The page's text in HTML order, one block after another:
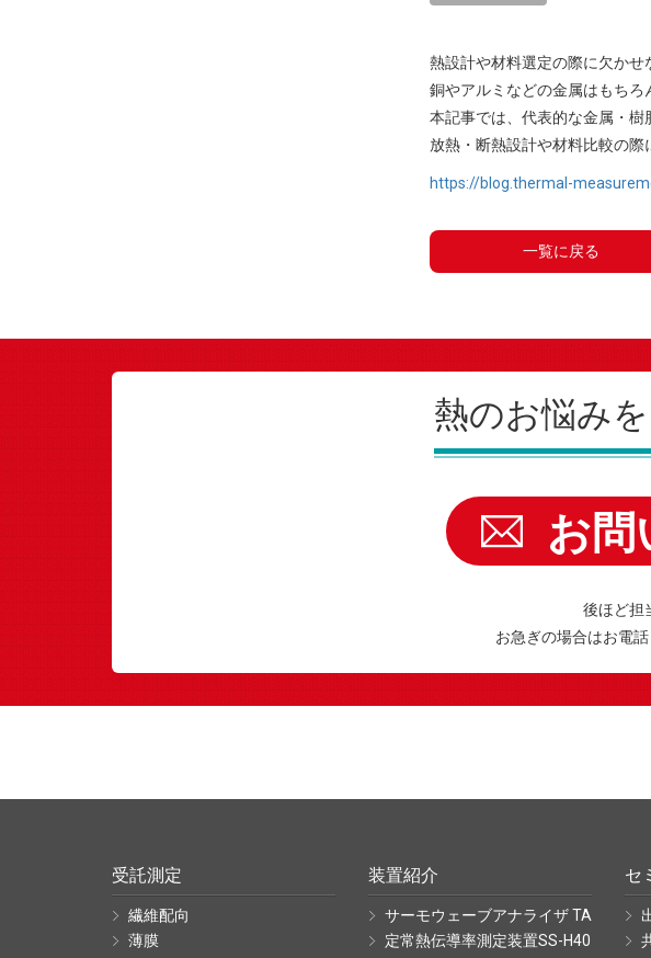
熱設計や材料選定の際に欠かせ
銅やアルミなどの金属はもちろ
本記事では、代表的な金属・樹
放熱・断熱設計や材料比較の際
https://blog.thermal-
一覧に戻る
熱のお悩みを
お問
後ほど担
お急ぎの場合はお電
受託測定
繊維配向
薄膜
装置紹介
サーモウェーブアナライザ TA
定常熱伝導率測定装置SS-H40
セ